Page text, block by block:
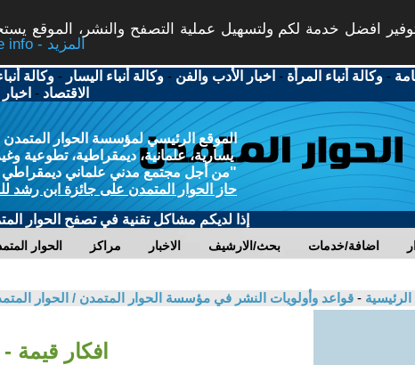
افضل خدمة لكم ولتسهيل عملية التصفح والنشر، الموقع
More info - المزيد
-وكالة أنباء المرأة - اخبار الأدب والفن -وكالة أنباء اليسار -وكالة
الاقتصاد -
الموقع الرئيسي لمؤسسة الحوار المتمدن
يسارية، علمانية، ديمقراطية، تطوعية
"من أجل مجتمع مدني علماني ديمقراطي
حاز الحوار المتمدن على جائزة ابن رشد
إذا لديكم مشاكل تقنية في تصفح الحوار
الحوار مراكز الاخبار بحث/الارشيف اضافة/خدمات
- قواعد وأولويات النشر في مؤسسة الحوار المتمدن / الحوار
افكار